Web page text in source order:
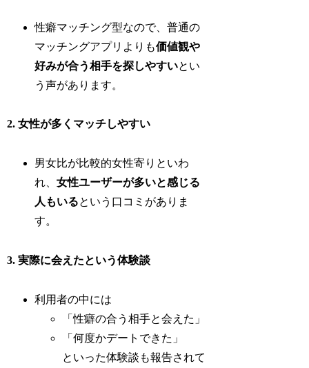
性癖マッチング型なので、普通の
マッチングアプリよりも価値観や
好みが合う相手を探しやすいとい
う声があります。
2. 女性が多くマッチしやすい
男女比が比較的女性寄りといわ
れ、女性ユーザーが多いと感じる
人もいるという口コミがありま
す。
3. 実際に会えたという体験談
利用者の中には
「性癖の合う相手と会えた」
「何度かデートできた」
といった体験談も報告されて